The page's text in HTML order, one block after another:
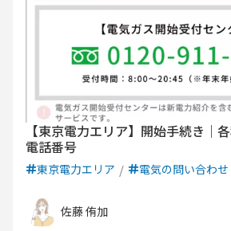
【東京電力エリア】開始手続き｜
電話番号
東京電力エリア 電気の問い合わ
佐藤 侑加